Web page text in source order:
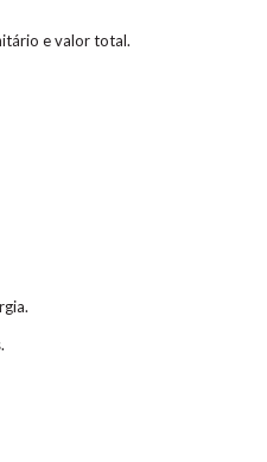
e valor total.